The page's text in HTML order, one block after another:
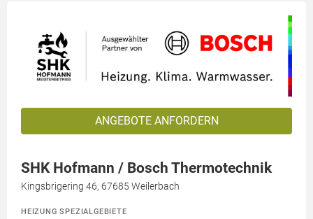
ANGEBOTE ANFORDERN
SHK Hofmann / Bosch Thermotechnik
Kingsbrigering 46, 67685 Weilerbach
HEIZUNG SPEZIALGEBIETE